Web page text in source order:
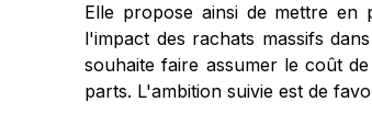
Elle propose ainsi de mettre en
l'impact des rachats massifs
souhaite faire assumer le coût
parts. L'ambition suivie est de